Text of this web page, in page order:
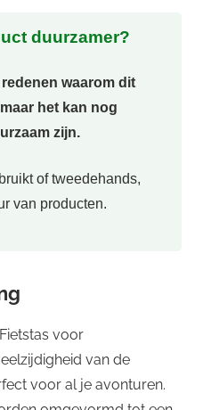
duurzamer?
waarom dit
het kan nog
zijn.
of tweedehands,
van producten.
voor
van de
voor al je avonturen.